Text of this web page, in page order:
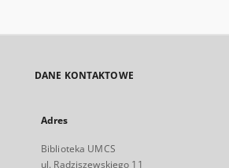
DANE KONTAKTOWE
Adres
Biblioteka UMCS
ul. Radziszewskiego 11